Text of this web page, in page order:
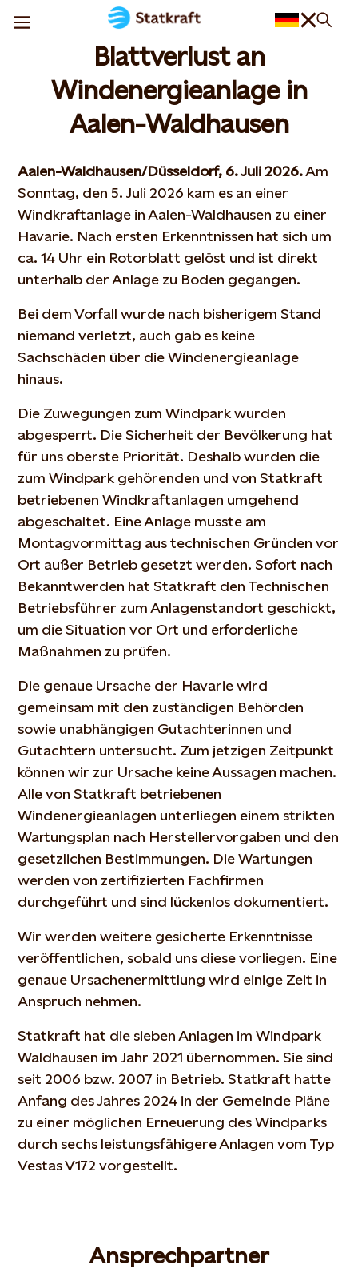
Blattverlust an
Windenergieanlage in
Aalen-Waldhausen
Aalen-Waldhausen/Düsseldorf, 6. Juli 2026.Am
Sonntag, den 5. Juli 2026 kam es an einer
Windkraftanlage in Aalen-Waldhausen zu einer
Havarie. Nach ersten Erkenntnissen hat sich um
ca. 14 Uhr ein Rotorblatt gelöst und ist direkt
unterhalb der Anlage zu Boden gegangen.
Bei dem Vorfall wurde nach bisherigem Stand
niemand verletzt, auch gab es keine
Sachschäden über die Windenergieanlage
hinaus.
Die Zuwegungen zum Windpark wurden
abgesperrt. Die Sicherheit der Bevölkerung hat
für uns oberste Priorität. Deshalb wurden die
zum Windpark gehörenden und von Statkraft
betriebenen Windkraftanlagen umgehend
abgeschaltet. Eine Anlage musste am
Montagvormittag aus technischen Gründen vor
Ort außer Betrieb gesetzt werden. Sofort nach
Bekanntwerden hat Statkraft den Technischen
Betriebsführer zum Anlagenstandort geschickt,
um die Situation vor Ort und erforderliche
Maßnahmen zu prüfen.
Die genaue Ursache der Havarie wird
gemeinsam mit den zuständigen Behörden
sowie unabhängigen Gutachterinnen und
Gutachtern untersucht. Zum jetzigen Zeitpunkt
können wir zur Ursache keine Aussagen machen.
Alle von Statkraft betriebenen
Windenergieanlagen unterliegen einem strikten
Wartungsplan nach Herstellervorgaben und den
gesetzlichen Bestimmungen. Die Wartungen
werden von zertifizierten Fachfirmen
durchgeführt und sind lückenlos dokumentiert.
Wir werden weitere gesicherte Erkenntnisse
veröffentlichen, sobald uns diese vorliegen. Eine
genaue Ursachenermittlung wird einige Zeit in
Anspruch nehmen.
Statkraft hat die sieben Anlagen im Windpark
Waldhausen im Jahr 2021 übernommen. Sie sind
seit 2006 bzw. 2007 in Betrieb. Statkraft hatte
Anfang des Jahres 2024 in der Gemeinde Pläne
zu einer möglichen Erneuerung des Windparks
durch sechs leistungsfähigere Anlagen vom Typ
Vestas V172 vorgestellt.
Ansprechpartner